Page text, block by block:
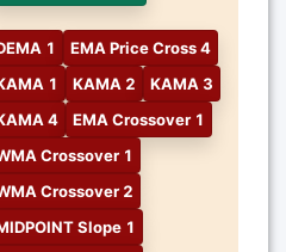
1
EMA Price Cross 4
1
KAMA 2
KAMA 3
4
EMA Crossover 1
Crossover 1
Crossover 2
Slope 1